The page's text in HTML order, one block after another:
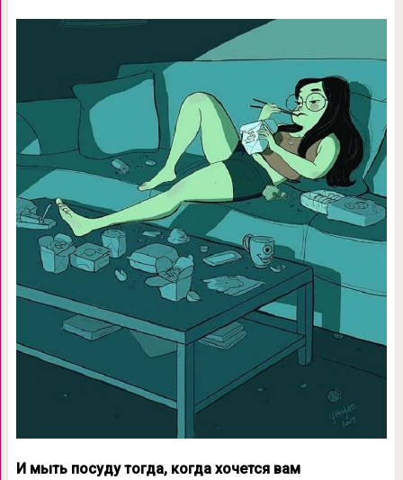
И мыть посуду тогда, когда хочется вам